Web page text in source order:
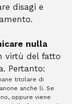
disagi e
nulla
virtù del fatto
Pertanto:
titolare di
anche lì. Se
oppure viene